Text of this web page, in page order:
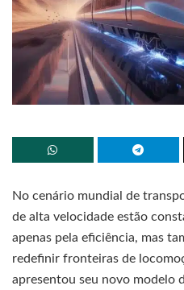
No cenário mundial de
de alta velocidade estão
apenas pela eficiência, mas
redefinir fronteiras de
apresentou seu novo modelo